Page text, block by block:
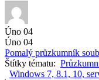
Úno 04
Úno 04
Pomalý průzkumník
Štítky tématu:
Windows 7, 8.1, 10,